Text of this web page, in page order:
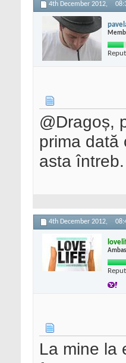
4th December 2012,
@Dragoș,
prima dată
asta întreb.
4th December 2012,
La mine la